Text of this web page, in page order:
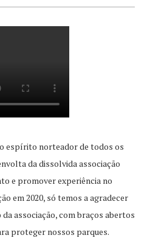
espírito norteador de todos os
da dissolvida associação
e promover experiência no
em 2020, só temos a agradecer
associação, com braços abertos
proteger nossos parques.